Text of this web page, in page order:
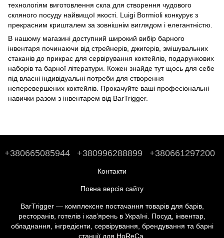
технологіям виготовлення скла для створення чудового
скляного посуду найвищої якості. Luigi Bormioli конкурує з
прекрасним кришталем за зовнішнім виглядом і елегантністю.
В нашому магазині доступний широкий вибір барного
інвентаря починаючи від стрейнерів, джигерів, змішувальних
стаканів до прикрас для сервірування коктейлів, подарункових
наборів та барної літератури. Кожен знайде тут щось для себе
під власні індивідуальні потреби для створення
неперевершених коктейлів. Прокачуйте ваші професіональні
навички разом з інвентарем від BarTrigger.
+380665085944 +380996288899 +380661297200
Контакти
Повна версія сайту
BarTrigger — комплексне постачання товарів для барів,
ресторанів, готелів і кав’ярень в Україні. Посуд, інвентар,
обладнання, інгредієнти, сервірування, брендування та барні
станції для HoReCa.